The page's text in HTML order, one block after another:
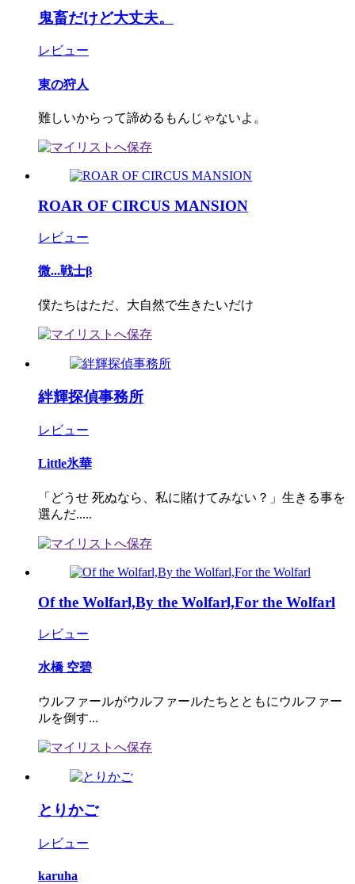
鬼畜だけど大丈夫。
レビュー
東の狩人
難しいからって諦めるもんじゃないよ。
ROAR OF CIRCUS MANSION
レビュー
微...戦士β
僕たちはただ、大自然で生きたいだけ
絆輝探偵事務所
レビュー
Little氷華
「どうせ 死ぬなら、私に賭けてみない？」生きる事を
選んだ.....
Of the Wolfarl,By the Wolfarl,For the Wolfarl
レビュー
水橋 空碧
ウルファールがウルファールたちとともにウルファー
ルを倒す...
とりかご
レビュー
karuha